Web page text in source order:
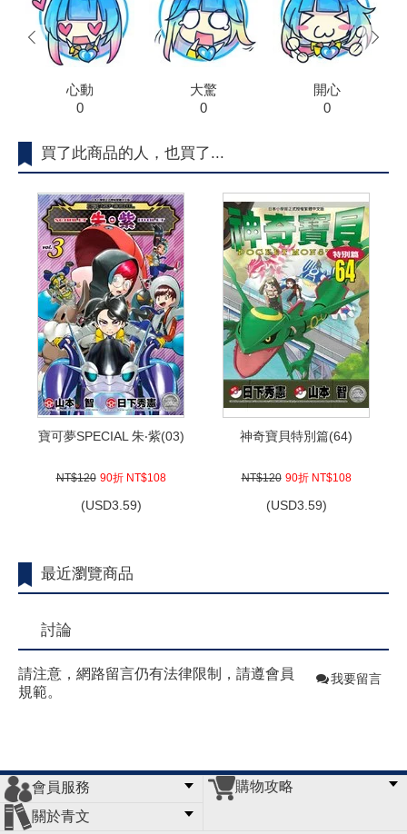
心動
0
大驚
0
開心
0
prev next
買了此商品的人，也買了...
寶可夢SPECIAL 朱‧紫(03)
NT$120 90折 NT$108
(USD3.59)
神奇寶貝特別篇(64)
NT$120 90折 NT$108
(USD3.59)
最近瀏覽商品
討論
請注意，網路留言仍有法律限制，請遵會員
規範。
我要留言
會員服務
會員辦法
客服信箱
隱私條款
網站導覽
購物攻略
關於青文